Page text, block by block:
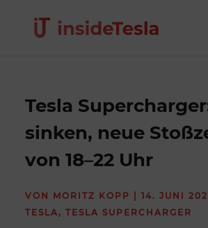
Tesla
sinken, neue
von 18–22 Uhr
VON MORITZ KOPP |14. JUNI
TESLA,TESLA SUPERCHARGER